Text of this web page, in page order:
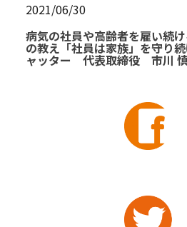
2021/06/30
病気の社員や高齢者を雇い続
の教え「社員は家族」を守り
ャッター 代表取締役 市川